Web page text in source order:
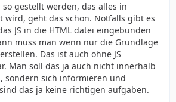
gestellt werden, das alles in
wird, geht das schon. Notfalls gibt es
JS in die HTML datei eingebunden
muss man wenn nur die Grundlage
Das ist auch ohne JS
Man soll das ja auch nicht innerhalb
sondern sich informieren und
das ja keine richtigen aufgaben.